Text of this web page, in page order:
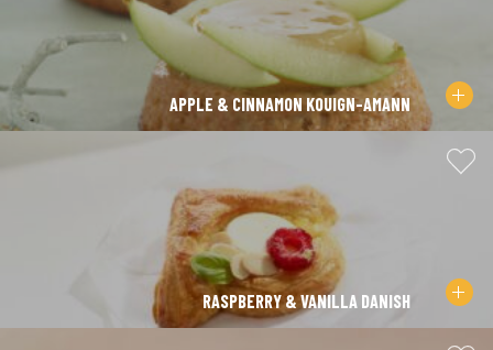
APPLE & CINNAMON KOUIGN-AMANN
RASPBERRY & VANILLA DANISH